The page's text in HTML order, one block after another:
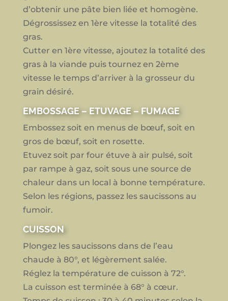
d’obtenir une pâte bien liée et homogène.
Dégrossissez en 1ère vitesse la totalité des
gras.
Cutter en 1ère vitesse, ajoutez la totalité des
gras à la viande puis tournez en 2ème
vitesse le temps d’arriver à la grosseur du
grain désiré.
EMBOSSAGE – ETUVAGE – FUMAGE
Embossez soit en menus de bœuf, soit en
gros de bœuf, soit en rosette.
Etuvez soit par four étuve à air pulsé, soit
par rampe à gaz, soit sous une source de
chaleur dans un local à bonne température.
Selon les régions, passez les saucissons au
fumoir.
CUISSON
Plongez les saucissons dans de l’eau
chaude à 80°, et légèrement salée.
Réglez la température de cuisson à 72°.
La cuisson est terminée à 68° à cœur.